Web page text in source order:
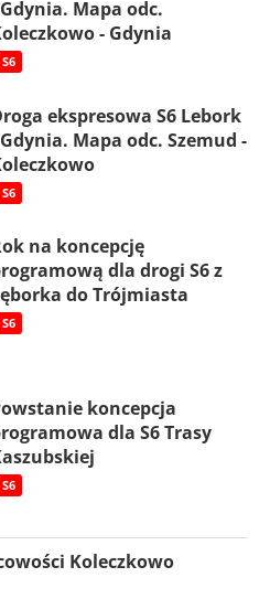
Mapa odc.
- Gdynia
S6
ekspresowa S6 Lebork
Mapa odc. Szemud -
S6
na koncepcję
dla drogi S6 z
do Trójmiasta
S6
koncepcja
dla S6 Trasy
S6
Koleczkowo